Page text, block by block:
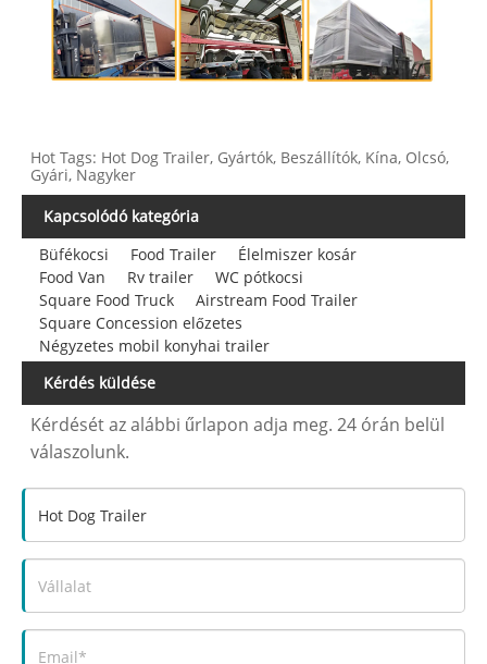
Hot Tags: Hot Dog Trailer, Gyártók, Beszállítók, Kína, Olcsó,
Gyári, Nagyker
Kapcsolódó kategória
Büfékocsi
Food Trailer
Élelmiszer kosár
Food Van
Rv trailer
WC pótkocsi
Square Food Truck
Airstream Food Trailer
Square Concession előzetes
Négyzetes mobil konyhai trailer
Kérdés küldése
Kérdését az alábbi űrlapon adja meg. 24 órán belül
válaszolunk.